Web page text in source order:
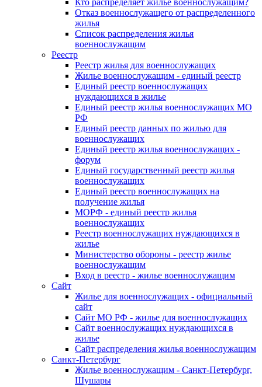
Кто распределяет жилье военнослужащим?
Отказ военнослужащего от распределенного
жилья
Список распределения жилья
военнослужащим
Реестр
Реестр жилья для военнослужащих
Жилье военнослужащим - единый реестр
Единый реестр военнослужащих
нуждающихся в жилье
Единый реестр жилья военнослужащих МО
РФ
Единый реестр данных по жилью для
военнослужащих
Единый реестр жилья военнослужащих -
форум
Единый государственный реестр жилья
военнослужащих
Единый реестр военнослужащих на
получение жилья
МОРФ - единый реестр жилья
военнослужащих
Реестр военнослужащих нуждающихся в
жилье
Министерство обороны - реестр жилье
военнослужащим
Вход в реестр - жилье военнослужащим
Сайт
Жилье для военнослужащих - официальный
сайт
Сайт МО РФ - жилье для военнослужащих
Сайт военнослужащих нуждающихся в
жилье
Сайт распределения жилья военнослужащим
Санкт-Петербург
Жилье военнослужащим - Санкт-Петербург,
Шушары